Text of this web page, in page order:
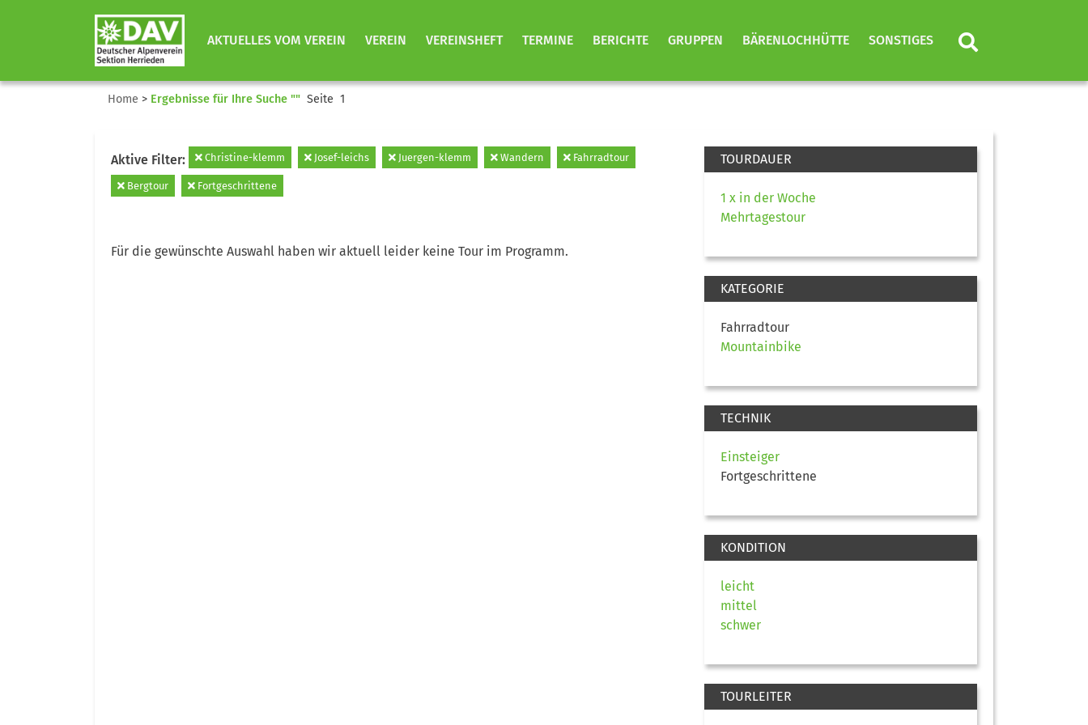
AKTUELLES VOM VEREIN VEREIN VEREINSHEFT TERMINE BERICHTE GRUPPEN BÄRENLOCHHÜTTE SONSTIGES
Home > Ergebnisse für Ihre Suche "" Seite 1
Aktive Filter: Christine-klemm Josef-leichs Juergen-klemm Wandern Fahrradtour
Bergtour Fortgeschrittene
Für die gewünschte Auswahl haben wir aktuell leider keine Tour im Programm.
TOURDAUER
1 x in der Woche
Mehrtagestour
KATEGORIE
Fahrradtour
Mountainbike
TECHNIK
Einsteiger
Fortgeschrittene
KONDITION
leicht
mittel
schwer
TOURLEITER